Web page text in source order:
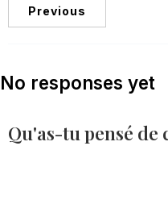
Previous
No responses yet
Qu'as-tu pensé de